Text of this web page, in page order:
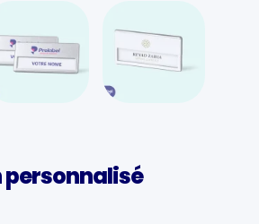
personnalisé